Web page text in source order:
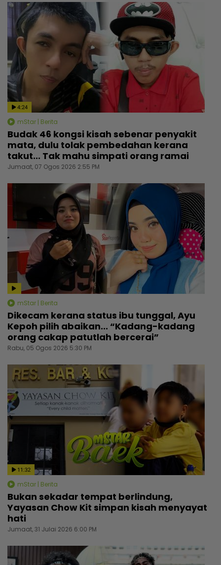
4:24
mStar | Berita
Budak 46 kongsi kisah sebenar penyakit
mata, dulu tolak pembedahan kerana
takut... Tak mahu simpati orang ramai
Jumaat, 07 Ogos 2026 2:55 PM
mStar | Berita
Dikecam kerana status ibu tunggal, Ayu
Kepoh pilih abaikan... “Kadang-kadang
orang cakap patutlah bercerai”
Rabu, 05 Ogos 2026 5:30 PM
11:32
mStar | Berita
Bukan sekadar tempat berlindung,
Yayasan Chow Kit simpan kisah menyayat
hati
Jumaat, 31 Julai 2026 6:00 PM